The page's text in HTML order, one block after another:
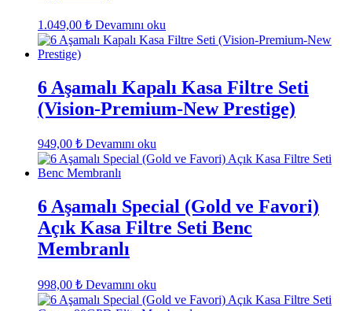
1.049,00 ₺ Devamını oku
6 Aşamalı Kapalı Kasa Filtre Seti
(Vision-Premium-New Prestige)
949,00 ₺ Devamını oku
6 Aşamalı Special (Gold ve Favori)
Açık Kasa Filtre Seti Benc
Membranlı
998,00 ₺ Devamını oku